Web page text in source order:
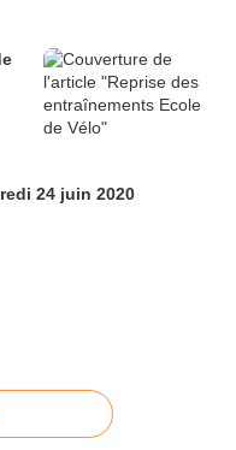
24 juin 2020